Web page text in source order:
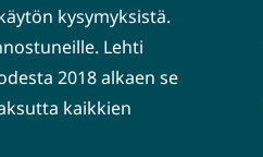
kysymyksistä.
Lehti
2018 alkaen se
kaikkien